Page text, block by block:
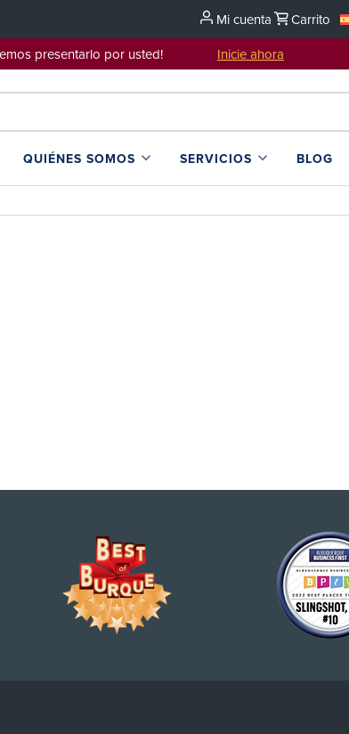
Mi cuenta Carrito
presentarlo por usted! Inicie ahora
QUIÉNES SOMOS SERVICIOS BLOG